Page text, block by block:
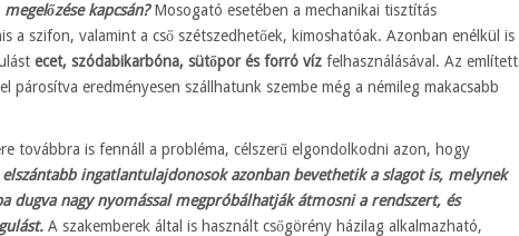
kapcsán?Mosogató esetében a mechanikai tisztítás
a szifon, valamint a cső szétszedhetőek, kimoshatóak. Azonban enélkül is
ecet, szódabikarbóna, sütőpor és forró víz felhasználásával. Az említett
párosítva eredményesen szállhatunk szembe még a némileg makacsabb
továbbra is fennáll a probléma, célszerű elgondolkodni azon, hogy
elszántabb ingatlantulajdonosok azonban bevethetik a slagot is, melynek
dugva nagy nyomással megpróbálhatják átmosni a rendszert, és
A szakemberek által is használt csőgörény házilag alkalmazható,